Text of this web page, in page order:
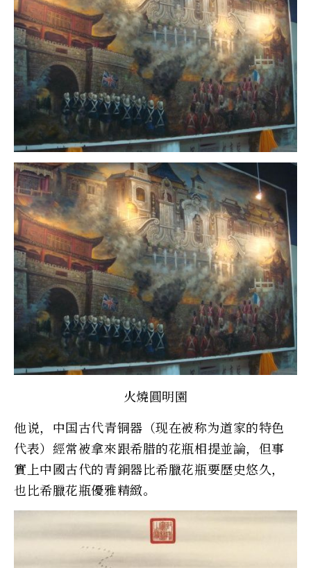
火燒圓明園
他说，中国古代青铜器（现在被称为道家的特色
代表）經常被拿來跟希腊的花瓶相提並論，但事
實上中國古代的青銅器比希臘花瓶要歷史悠久，
也比希臘花瓶優雅精緻。